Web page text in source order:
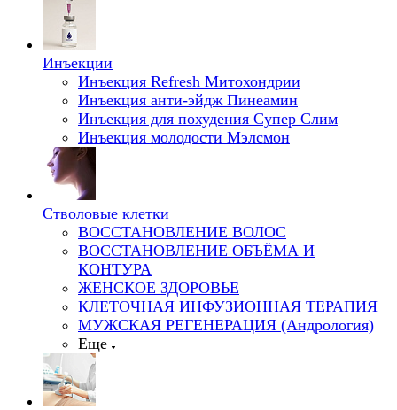
Инъекции
Инъекция Refresh Митохондрии
Инъекция анти-эйдж Пинеамин
Инъекция для похудения Супер Слим
Инъекция молодости Мэлсмон
Стволовые клетки
ВОССТАНОВЛЕНИЕ ВОЛОС
ВОССТАНОВЛЕНИЕ ОБЪЁМА И
КОНТУРА
ЖЕНСКОЕ ЗДОРОВЬЕ
КЛЕТОЧНАЯ ИНФУЗИОННАЯ ТЕРАПИЯ
МУЖСКАЯ РЕГЕНЕРАЦИЯ (Андрология)
Еще